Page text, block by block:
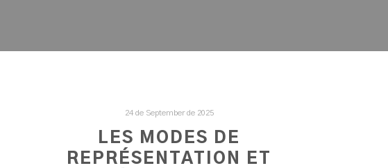
24 de September de 2025
LES MODES DE
REPRÉSENTATION ET